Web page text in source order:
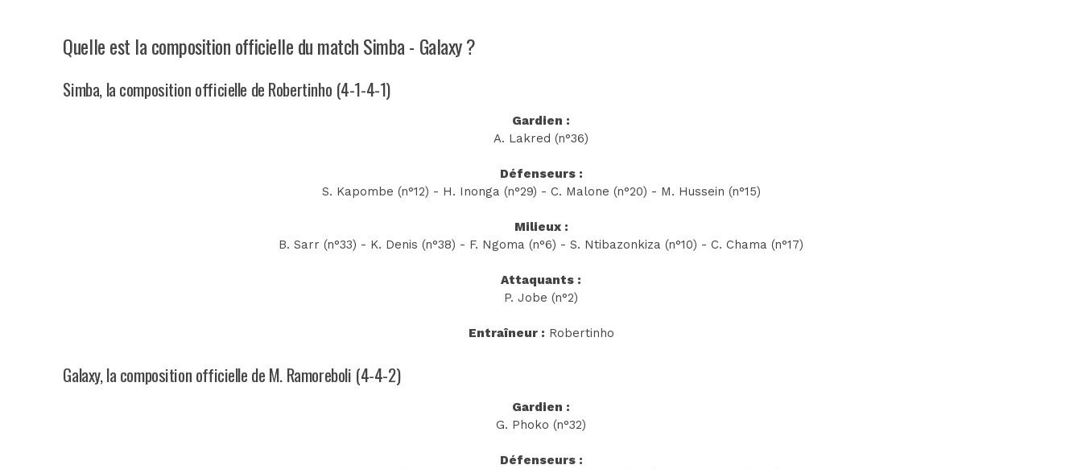
Quelle est la composition officielle du match Simba - Galaxy ?
Simba, la composition officielle de Robertinho (4-1-4-1)
Gardien :
A. Lakred (n°36)
Défenseurs :
S. Kapombe (n°12) - H. Inonga (n°29) - C. Malone (n°20) - M. Hussein (n°15)
Milieux :
B. Sarr (n°33) - K. Denis (n°38) - F. Ngoma (n°6) - S. Ntibazonkiza (n°10) - C. Chama (n°17)
Attaquants :
P. Jobe (n°2)
Entraîneur : Robertinho
Galaxy, la composition officielle de M. Ramoreboli (4-4-2)
Gardien :
G. Phoko (n°32)
Défenseurs :